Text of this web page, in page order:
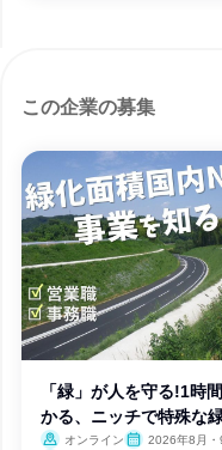
この企業の募集
「緑」が人を守る!1時
かる、ニッチで特殊な
オンライン
2026年8月・